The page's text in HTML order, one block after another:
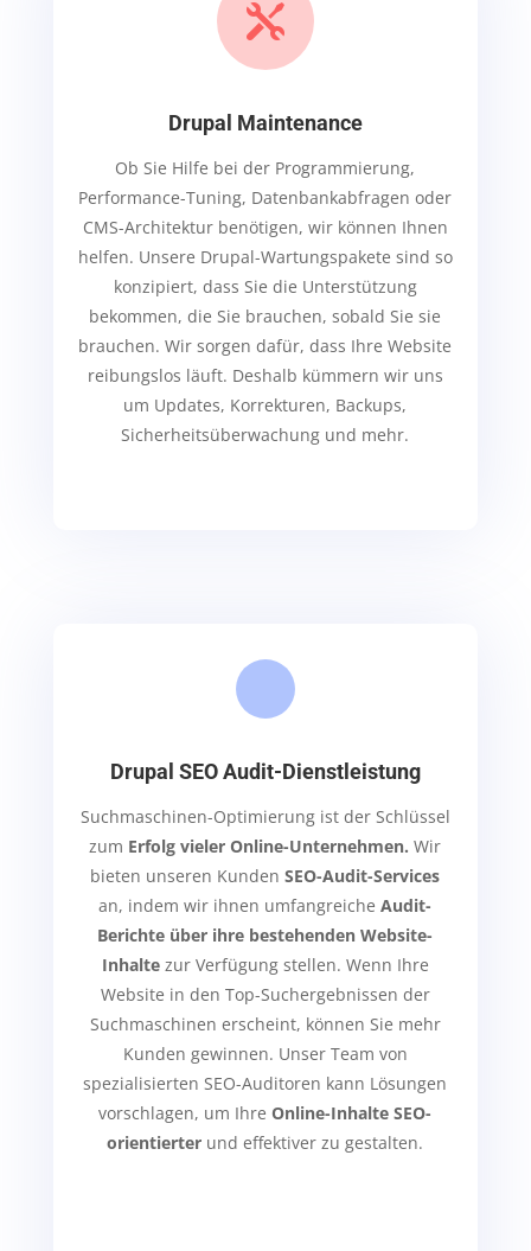

Drupal Maintenance
Ob Sie Hilfe bei der Programmierung,
Performance-Tuning, Datenbankabfragen oder
CMS-Architektur benötigen, wir können Ihnen
helfen. Unsere Drupal-Wartungspakete sind so
konzipiert, dass Sie die Unterstützung
bekommen, die Sie brauchen, sobald Sie sie
brauchen.Wir sorgen dafür, dass Ihre Website
reibungslos läuft. Deshalb kümmern wir uns
um Updates, Korrekturen, Backups,
Sicherheitsüberwachung und mehr.
Drupal SEO Audit-Dienstleistung
Suchmaschinen-Optimierung ist der Schlüssel
zum Erfolg vieler Online-Unternehmen. Wir
bieten unseren KundenSEO-Audit-Services
an, indem wir ihnen umfangreicheAudit-
Berichte über ihre bestehenden Website-
Inhaltezur Verfügung stellen. Wenn Ihre
Website in den Top-Suchergebnissen der
Suchmaschinen erscheint, können Sie mehr
Kunden gewinnen. Unser Team von
spezialisierten SEO-Auditoren kann Lösungen
vorschlagen, um IhreOnline-Inhalte SEO-
orientierter und effektiver zu gestalten.